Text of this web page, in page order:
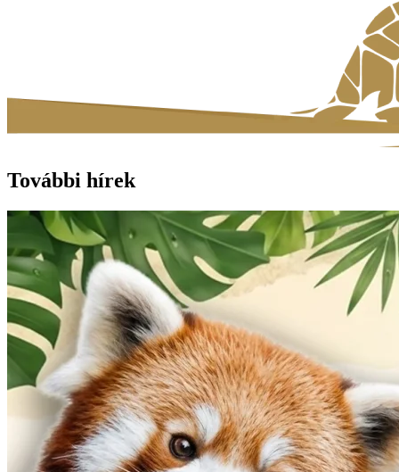
További hírek